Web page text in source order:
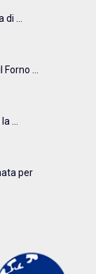
...
...
...
per